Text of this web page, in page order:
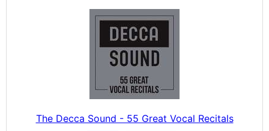
The Decca Sound - 55 Great Vocal Recitals